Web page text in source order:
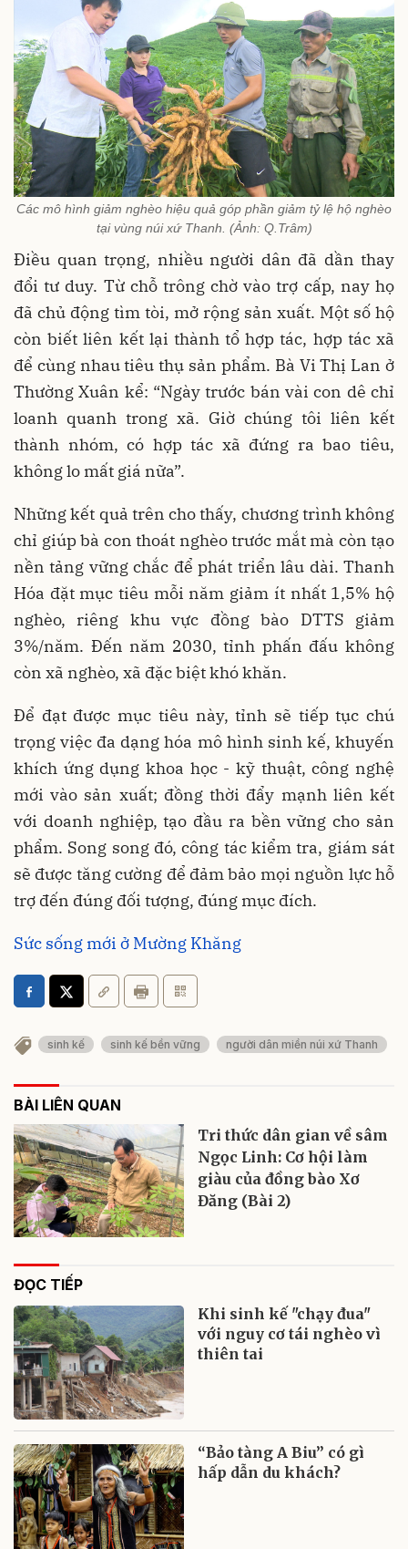
Các mô hình giảm nghèo hiệu quả góp phần giảm tỷ lệ hộ nghèo
tại vùng núi xứ Thanh. (Ảnh: Q.Trâm)
Điều quan trọng, nhiều người dân đã dần thay
đổi tư duy. Từ chỗ trông chờ vào trợ cấp, nay họ
đã chủ động tìm tòi, mở rộng sản xuất. Một số hộ
còn biết liên kết lại thành tổ hợp tác, hợp tác xã
để cùng nhau tiêu thụ sản phẩm. Bà Vi Thị Lan ở
Thường Xuân kể: “Ngày trước bán vài con dê chỉ
loanh quanh trong xã. Giờ chúng tôi liên kết
thành nhóm, có hợp tác xã đứng ra bao tiêu,
không lo mất giá nữa”.
Những kết quả trên cho thấy, chương trình không
chỉ giúp bà con thoát nghèo trước mắt mà còn tạo
nền tảng vững chắc để phát triển lâu dài. Thanh
Hóa đặt mục tiêu mỗi năm giảm ít nhất 1,5% hộ
nghèo, riêng khu vực đồng bào DTTS giảm
3%/năm. Đến năm 2030, tỉnh phấn đấu không
còn xã nghèo, xã đặc biệt khó khăn.
Để đạt được mục tiêu này, tỉnh sẽ tiếp tục chú
trọng việc đa dạng hóa mô hình sinh kế, khuyến
khích ứng dụng khoa học - kỹ thuật, công nghệ
mới vào sản xuất; đồng thời đẩy mạnh liên kết
với doanh nghiệp, tạo đầu ra bền vững cho sản
phẩm. Song song đó, công tác kiểm tra, giám sát
sẽ được tăng cường để đảm bảo mọi nguồn lực hỗ
trợ đến đúng đối tượng, đúng mục đích.
Sức sống mới ở Mường Khăng
sinh kế sinh kế bền vững người dân miền núi xứ Thanh
BÀI LIÊN QUAN
Tri thức dân gian về sâm
Ngọc Linh: Cơ hội làm
giàu của đồng bào Xơ
Đăng (Bài 2)
ĐỌC TIẾP
Khi sinh kế "chạy đua"
với nguy cơ tái nghèo vì
thiên tai
“Bảo tàng A Biu” có gì
hấp dẫn du khách?